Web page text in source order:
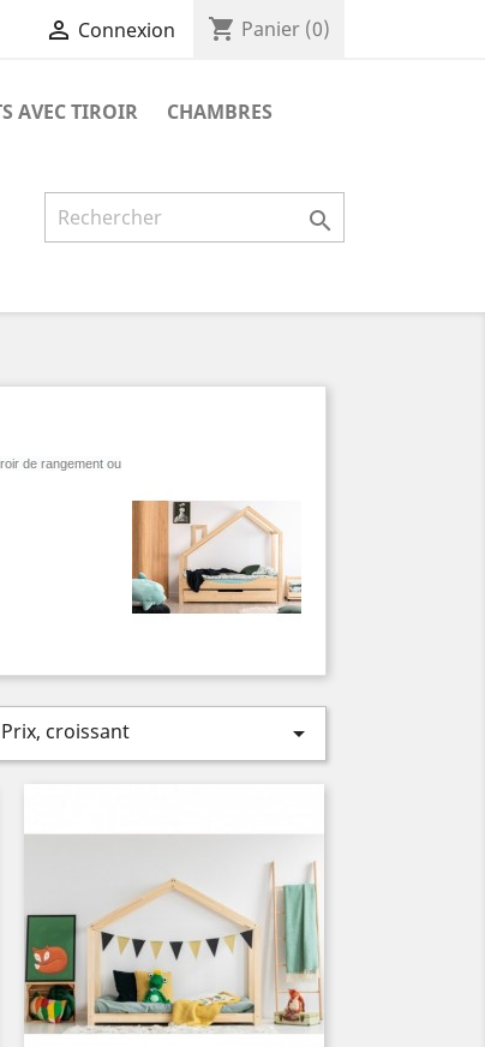
 Connexion shopping_cart Panier (0)
AVEC TIROIR
CHAMBRES

de rangement ou
Prix, croissant 